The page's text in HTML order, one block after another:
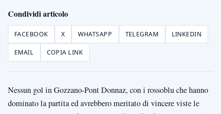
Condividi articolo
FACEBOOK X WHATSAPP TELEGRAM LINKEDIN
EMAIL COPIA LINK
Nessun gol in Gozzano-Pont Donnaz, con i rossoblu che hanno
dominato la partita ed avrebbero meritato di vincere viste le